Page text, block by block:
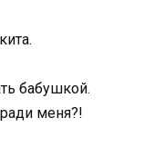
бабушкой.
меня?!